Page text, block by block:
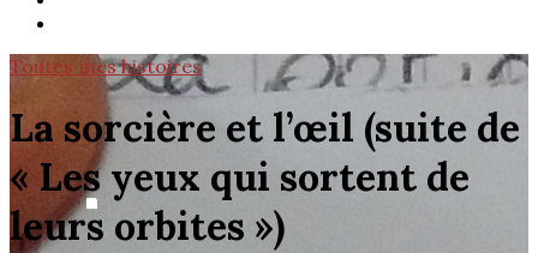
Toutes mes histoires
La sorcière et l’œil (suite de
« Les yeux qui sortent de
leurs orbites »)